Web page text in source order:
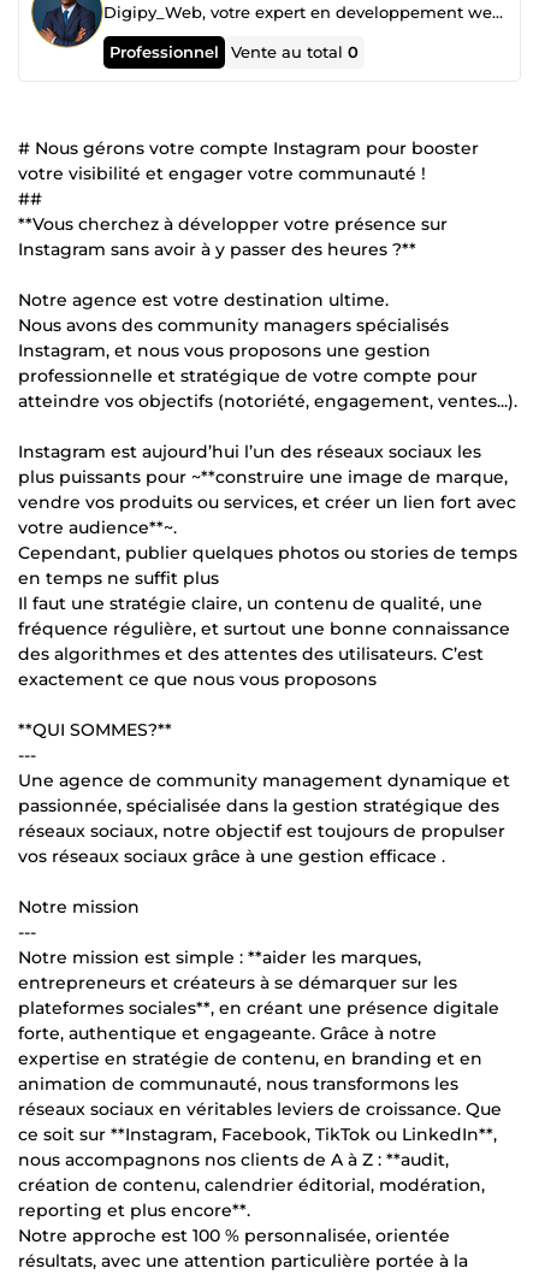
Digipy_Web, votre expert en developpement web, marquez votre présence en ligne avec nous
Professionnel Vente au total0
# Nous gérons votre compte Instagram pour booster
votre visibilité et engager votre communauté !
##
**Vous cherchez à développer votre présence sur
Instagram sans avoir à y passer des heures ?**
Notre agence est votre destination ultime.
Nous avons des community managers spécialisés
Instagram, et nous vous proposons une gestion
professionnelle et stratégique de votre compte pour
atteindre vos objectifs (notoriété, engagement, ventes...).
Instagram est aujourd’hui l’un des réseaux sociaux les
plus puissants pour ~**construire une image de marque,
vendre vos produits ou services, et créer un lien fort avec
votre audience**~.
Cependant, publier quelques photos ou stories de temps
en temps ne suffit plus
Il faut une stratégie claire, un contenu de qualité, une
fréquence régulière, et surtout une bonne connaissance
des algorithmes et des attentes des utilisateurs. C’est
exactement ce que nous vous proposons
**QUI SOMMES?**
---
Une agence de community management dynamique et
passionnée, spécialisée dans la gestion stratégique des
réseaux sociaux, notre objectif est toujours de propulser
vos réseaux sociaux grâce à une gestion efficace .
Notre mission
---
Notre mission est simple : **aider les marques,
entrepreneurs et créateurs à se démarquer sur les
plateformes sociales**, en créant une présence digitale
forte, authentique et engageante. Grâce à notre
expertise en stratégie de contenu, en branding et en
animation de communauté, nous transformons les
réseaux sociaux en véritables leviers de croissance. Que
ce soit sur **Instagram, Facebook, TikTok ou LinkedIn**,
nous accompagnons nos clients de A à Z : **audit,
création de contenu, calendrier éditorial, modération,
reporting et plus encore**.
Notre approche est 100 % personnalisée, orientée
résultats, avec une attention particulière portée à la